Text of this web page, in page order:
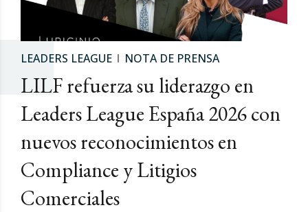
LEADERS LEAGUE NOTA DE PRENSA
LILF refuerza su liderazgo en
Leaders League España 2026 con
nuevos reconocimientos en
Compliance y Litigios
Comerciales